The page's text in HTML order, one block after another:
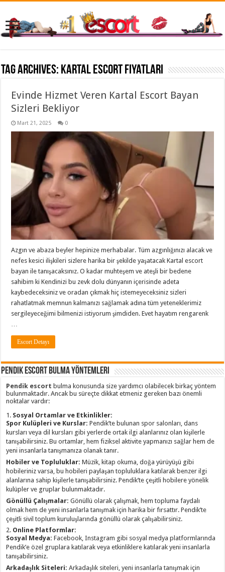
Tag Archives: kartal escort fiyatları
Evinde Hizmet Veren Kartal Escort Bayan
Sizleri Bekliyor
Mart 21, 2025 0
Azgın ve abaza beyler hepinize merhabalar. Tüm azgınlığınızı alacak ve
nefes kesici ilişkileri sizlere harika bir şekilde yaşatacak Kartal escort
bayan ile tanışacaksınız. O kadar muhteşem ve ateşli bir bedene
sahibim ki Kendinizi bu zevk dolu dünyanın içerisinde adeta
kaybedeceksiniz ve oradan çıkmak hiç istemeyeceksiniz sizleri
rahatlatmak memnun kalmanızı sağlamak adına tüm yeteneklerimiz
sergileyeceğimi bilmenizi istiyorum şimdiden. Evet hayatım rengarenk
Escort Detayı
Pendik Escort Bulma Yöntemleri
Pendik escort bulma konusunda size yardımcı olabilecek birkaç yöntem
bulunmaktadır. Ancak bu süreçte dikkat etmeniz gereken bazı önemli
noktalar vardır:
1. Sosyal Ortamlar ve Etkinlikler:
Spor Kulüpleri ve Kurslar: Pendik’te bulunan spor salonları, dans
kursları veya dil kursları gibi yerlerde ortak ilgi alanlarınız olan kişilerle
tanışabilirsiniz. Bu ortamlar, hem fiziksel aktivite yapmanızı sağlar hem de
yeni insanlarla tanışmanıza olanak tanır.
Hobiler ve Topluluklar: Müzik, kitap okuma, doğa yürüyüşü gibi
hobileriniz varsa, bu hobileri paylaşan topluluklara katılarak benzer ilgi
alanlarına sahip kişilerle tanışabilirsiniz. Pendik’te çeşitli hobilere yönelik
kulüpler ve gruplar bulunmaktadır.
Gönüllü Çalışmalar: Gönüllü olarak çalışmak, hem topluma faydalı
olmak hem de yeni insanlarla tanışmak için harika bir fırsattır. Pendik’te
çeşitli sivil toplum kuruluşlarında gönüllü olarak çalışabilirsiniz.
2. Online Platformlar:
Sosyal Medya: Facebook, Instagram gibi sosyal medya platformlarında
Pendik’e özel gruplara katılarak veya etkinliklere katılarak yeni insanlarla
tanışabilirsiniz.
Arkadaşlık Siteleri: Arkadaşlık siteleri, yeni insanlarla tanışmak için